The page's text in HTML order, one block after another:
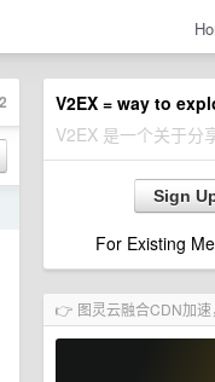
V2EX = way to
V2EX 是一个关于分
Sign
For Existing
👉 图灵云融合CDN加